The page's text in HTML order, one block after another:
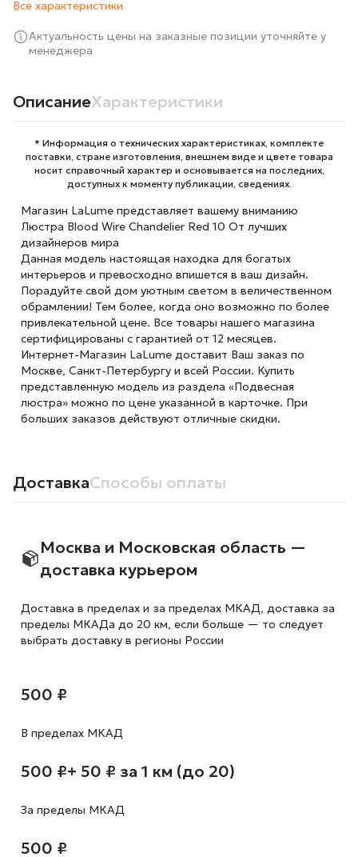
Все характеристики
Актуальность цены на заказные позиции уточняйте у
менеджера
ОписаниеХарактеристики
* Информация о технических характеристиках, комплекте
поставки, стране изготовления, внешнем виде и цвете товара
носит справочный характер и основывается на последних,
доступных к моменту публикации, сведениях.
Магазин LaLume представляет вашему вниманию
Люстра Blood Wire Chandelier Red 10 От лучших
дизайнеров мира
Данная модель настоящая находка для богатых
интерьеров и превосходно впишется в ваш дизайн.
Порадуйте свой дом уютным светом в величественном
обрамлении! Тем более, когда оно возможно по более
привлекательной цене. Все товары нашего магазина
сертифицированы с гарантией от 12 месяцев.
Интернет-Магазин LaLume доставит Ваш заказ по
Москве, Санкт-Петербургу и всей России. Купить
представленную модель из раздела «Подвесная
люстра» можно по цене указанной в карточке. При
больших заказов действуют отличные скидки.
ДоставкаСпособы оплаты
Москва и Московская область —
доставка курьером
Доставка в пределах и за пределах МКАД, доставка за
пределы МКАДа до 20 км, если больше — то следует
выбрать доставку в регионы России
500 ₽
В пределах МКАД
500 ₽+ 50 ₽ за 1 км (до 20)
За пределы МКАД
500 ₽